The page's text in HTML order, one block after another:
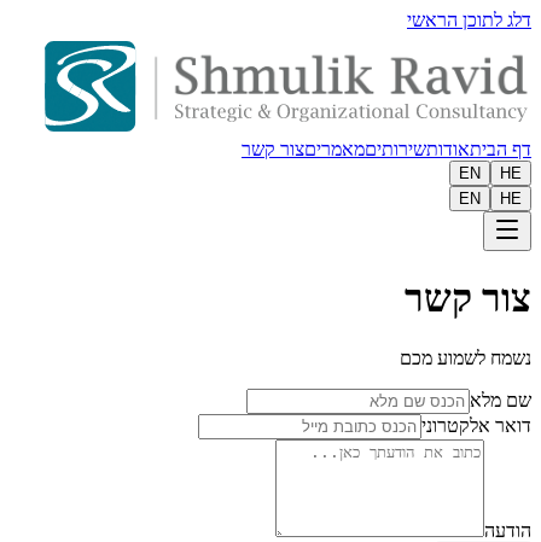
דלג לתוכן הראשי
דף הביתאודותשירותיםמאמריםצור קשר
HE
EN
HE
EN
צור קשר
נשמח לשמוע מכם
שם מלא
דואר אלקטרוני
הודעה